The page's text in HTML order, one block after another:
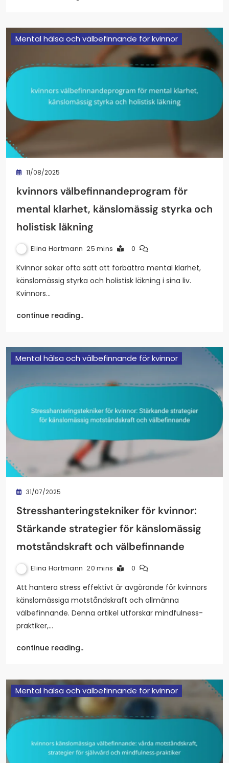
Mental hälsa och välbefinnande för kvinnor
11/08/2025
kvinnors välbefinnandeprogram för
mental klarhet, känslomässig styrka och
holistisk läkning
Elina Hartmann 25 mins 0
Kvinnor söker ofta sätt att förbättra mental klarhet,
känslomässig styrka och holistisk läkning i sina liv.
Kvinnors…
continue reading..
Mental hälsa och välbefinnande för kvinnor
31/07/2025
Stresshanteringstekniker för kvinnor:
Stärkande strategier för känslomässig
motståndskraft och välbefinnande
Elina Hartmann 20 mins 0
Att hantera stress effektivt är avgörande för kvinnors
känslomässiga motståndskraft och allmänna
välbefinnande. Denna artikel utforskar mindfulness-
praktiker,…
continue reading..
Mental hälsa och välbefinnande för kvinnor